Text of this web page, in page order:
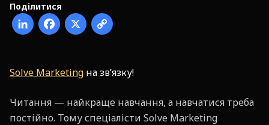
Поділитися
Solve Marketing на зв’язку!
Читання — найкраще навчання, а навчатися треба
постійно. Тому спеціалісти Solve Marketing